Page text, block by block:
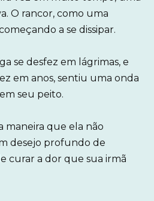
O rancor, como uma
a se dissipar.
se desfez em lágrimas, e
em anos, sentiu uma onda
seu peito.
maneira que ela não
desejo profundo de
curar a dor que sua irmã